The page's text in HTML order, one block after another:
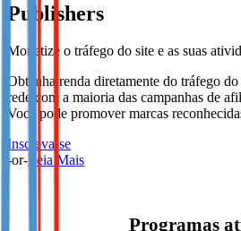
Publishers
Monetize o tráfego do site e as suas
Obtenha renda diretamente do tráfego
rede com a maioria das campanhas de
Você pode promover marcas
Inscreva-se
-or-Leia Mais
Programas